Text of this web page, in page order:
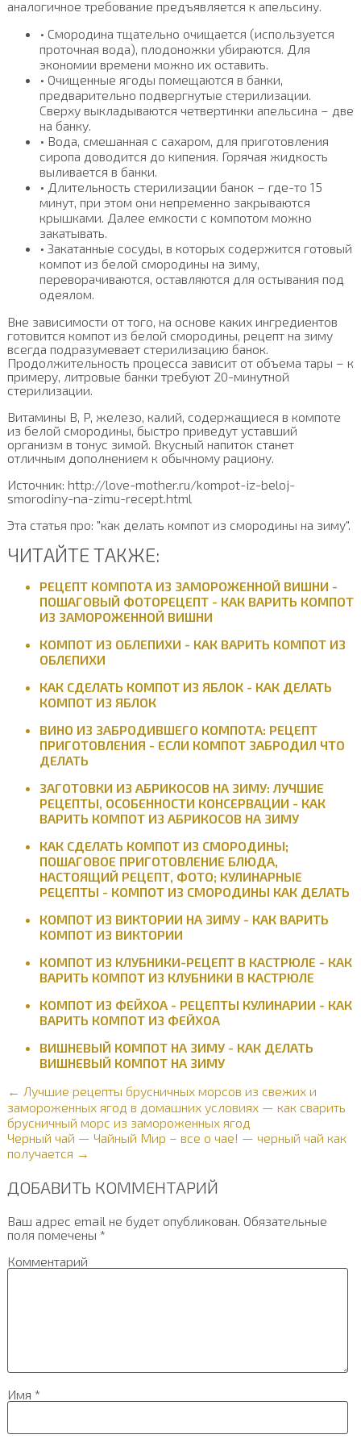
аналогичное требование предъявляется к апельсину.
• Смородина тщательно очищается (используется
проточная вода), плодоножки убираются. Для
экономии времени можно их оставить.
• Очищенные ягоды помещаются в банки,
предварительно подвергнутые стерилизации.
Сверху выкладываются четвертинки апельсина – две
на банку.
• Вода, смешанная с сахаром, для приготовления
сиропа доводится до кипения. Горячая жидкость
выливается в банки.
• Длительность стерилизации банок – где-то 15
минут, при этом они непременно закрываются
крышками. Далее емкости с компотом можно
закатывать.
• Закатанные сосуды, в которых содержится готовый
компот из белой смородины на зиму,
переворачиваются, оставляются для остывания под
одеялом.
Вне зависимости от того, на основе каких ингредиентов
готовится компот из белой смородины, рецепт на зиму
всегда подразумевает стерилизацию банок.
Продолжительность процесса зависит от объема тары – к
примеру, литровые банки требуют 20-минутной
стерилизации.
Витамины B, P, железо, калий, содержащиеся в компоте
из белой смородины, быстро приведут уставший
организм в тонус зимой. Вкусный напиток станет
отличным дополнением к обычному рациону.
Источник: http://love-mother.ru/kompot-iz-beloj-
smorodiny-na-zimu-recept.html
Эта статья про: "как делать компот из смородины на зиму".
ЧИТАЙТЕ ТАКЖЕ:
РЕЦЕПТ КОМПОТА ИЗ ЗАМОРОЖЕННОЙ ВИШНИ -
ПОШАГОВЫЙ ФОТОРЕЦЕПТ - КАК ВАРИТЬ КОМПОТ
ИЗ ЗАМОРОЖЕННОЙ ВИШНИ
КОМПОТ ИЗ ОБЛЕПИХИ - КАК ВАРИТЬ КОМПОТ ИЗ
ОБЛЕПИХИ
КАК СДЕЛАТЬ КОМПОТ ИЗ ЯБЛОК - КАК ДЕЛАТЬ
КОМПОТ ИЗ ЯБЛОК
ВИНО ИЗ ЗАБРОДИВШЕГО КОМПОТА: РЕЦЕПТ
ПРИГОТОВЛЕНИЯ - ЕСЛИ КОМПОТ ЗАБРОДИЛ ЧТО
ДЕЛАТЬ
ЗАГОТОВКИ ИЗ АБРИКОСОВ НА ЗИМУ: ЛУЧШИЕ
РЕЦЕПТЫ, ОСОБЕННОСТИ КОНСЕРВАЦИИ - КАК
ВАРИТЬ КОМПОТ ИЗ АБРИКОСОВ НА ЗИМУ
КАК СДЕЛАТЬ КОМПОТ ИЗ СМОРОДИНЫ;
ПОШАГОВОЕ ПРИГОТОВЛЕНИЕ БЛЮДА,
НАСТОЯЩИЙ РЕЦЕПТ, ФОТО; КУЛИНАРНЫЕ
РЕЦЕПТЫ - КОМПОТ ИЗ СМОРОДИНЫ КАК ДЕЛАТЬ
КОМПОТ ИЗ ВИКТОРИИ НА ЗИМУ - КАК ВАРИТЬ
КОМПОТ ИЗ ВИКТОРИИ
КОМПОТ ИЗ КЛУБНИКИ-РЕЦЕПТ В КАСТРЮЛЕ - КАК
ВАРИТЬ КОМПОТ ИЗ КЛУБНИКИ В КАСТРЮЛЕ
КОМПОТ ИЗ ФЕЙХОА - РЕЦЕПТЫ КУЛИНАРИИ - КАК
ВАРИТЬ КОМПОТ ИЗ ФЕЙХОА
ВИШНЕВЫЙ КОМПОТ НА ЗИМУ - КАК ДЕЛАТЬ
ВИШНЕВЫЙ КОМПОТ НА ЗИМУ
← Лучшие рецепты брусничных морсов из свежих и
замороженных ягод в домашних условиях — как сварить
брусничный морс из замороженных ягод
Черный чай — Чайный Мир – все о чае! — черный чай как
получается →
ДОБАВИТЬ КОММЕНТАРИЙ
Ваш адрес email не будет опубликован. Обязательные
поля помечены *
Комментарий
Имя *